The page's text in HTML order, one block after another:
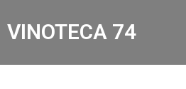
VINOTECA 74